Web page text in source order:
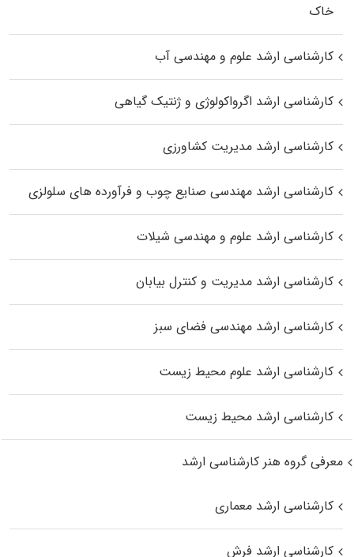
خاک
کارشناسی ارشد علوم و مهندسی آب
کارشناسی ارشد اگرواکولوژی و ژنتیک گیاهی
کارشناسی ارشد مدیریت کشاورزی
کارشناسی ارشد مهندسی صنایع چوب و فرآورده‌ های سلولزی
کارشناسی ارشد علوم و مهندسی شیلات
کارشناسی ارشد مدیریت و کنترل بیابان
کارشناسی ارشد مهندسی فضای سبز
کارشناسی ارشد علوم محیط‌ زیست
کارشناسی ارشد محیط زیست
معرفی گروه هنر کارشناسی ارشد
کارشناسی ارشد معماری
کارشناسی ارشد فرش